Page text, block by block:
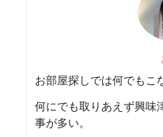
そういう気持ちでいると、
丁度良い感じかもしれませ
自転車なら10分で天王寺に
お部屋探しでは何でもこ
何にでも取りあえず興味
事が多い。